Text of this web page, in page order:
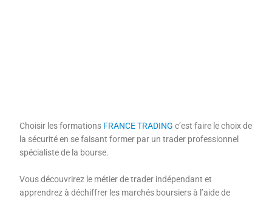
Choisir les formations FRANCE TRADINGc’est faire le choix de
la sécurité en se faisant former par un trader professionnel
spécialiste de la bourse.
Vous découvrirez le métier de trader indépendant et
apprendrez à déchiffrer les marchés boursiers à l’aide de